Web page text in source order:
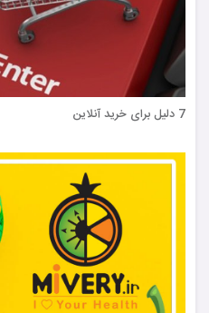
7 دلیل برای خرید آنلاین